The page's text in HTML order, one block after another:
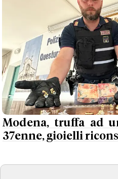
Modena, truffa ad
37enne, gioielli